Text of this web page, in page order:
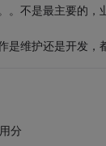
。不是最主要的
是维护还是开发，
分